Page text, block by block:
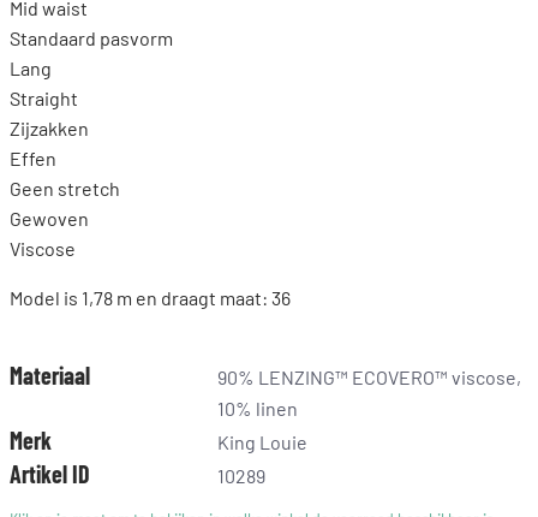
Mid waist
Standaard pasvorm
Lang
Straight
Zijzakken
Effen
Geen stretch
Gewoven
Viscose
Model is 1,78 m en draagt maat: 36
Materiaal
90% LENZING™ ECOVERO™ viscose,
10% linen
Merk King Louie
Artikel ID
10289